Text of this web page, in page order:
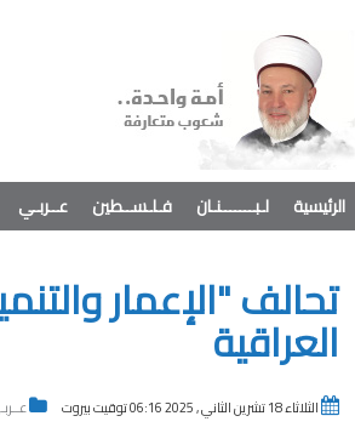
الرئيسية لـبـــــــنـان فـلـســطين عــربـي
تحالف "الإعمار
العراقية
الثلاثاء 18 تشرين الثاني , 2025 06:16 توقيت بيروت